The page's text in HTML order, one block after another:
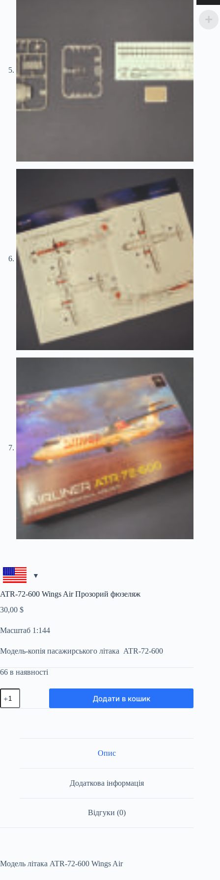
ATR-72-600 Wings Air Прозорий фюзеляж
30,00 $
Масштаб 1:144
Модель-копія пасажирського літака ATR-72-600
66 в наявності
ATR-
72-
600
Додати в кошик
Опис
Додаткова інформація
Відгуки (0)
Модель літака ATR-72-600 Wings Air